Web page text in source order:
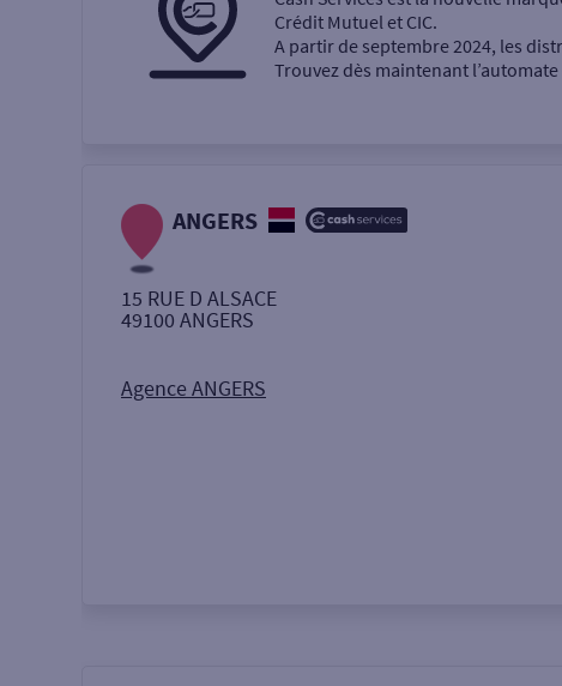
Ma recherche
Retrait de billets €
Crédit Mutuel et CIC.
A partir de septembre 2024, les
Trouvez dès maintenant
ANGERS
15 RUE D ALSACE
49100 ANGERS
Agence ANGERS